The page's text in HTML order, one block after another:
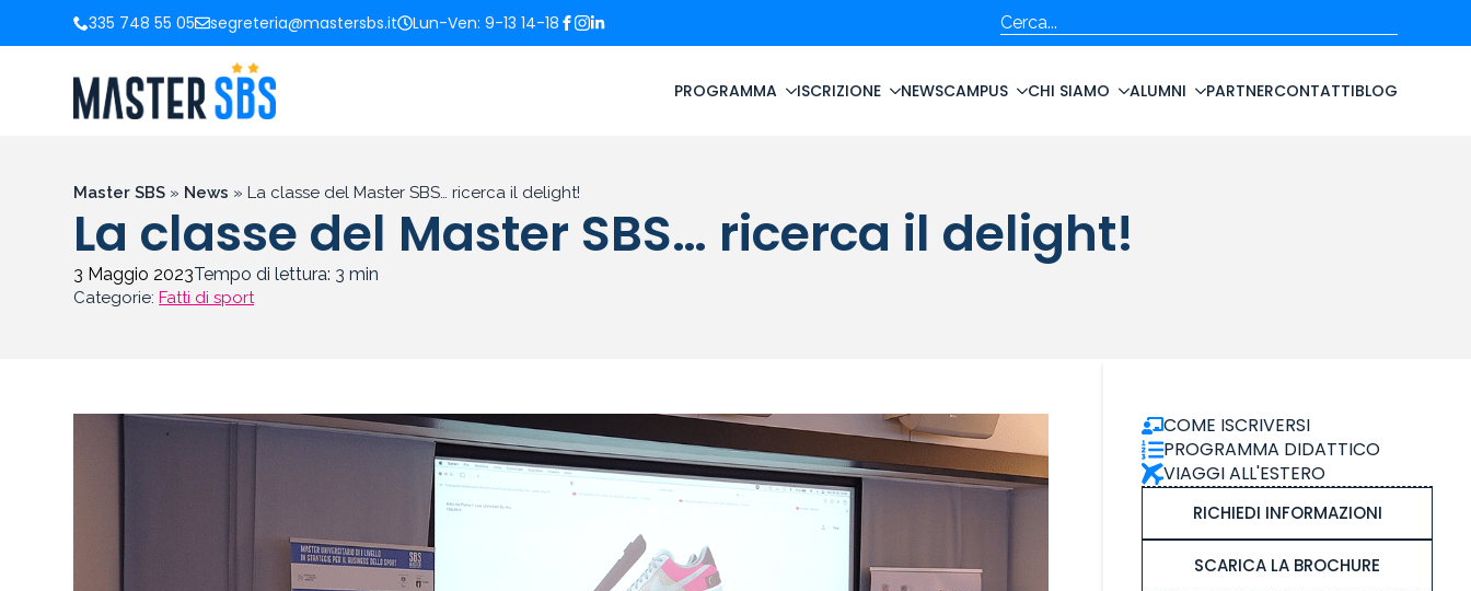
335 748 55 05 segreteria@mastersbs.it Lun-Ven: 9-13 14-18 Cerca
PROGRAMMA ISCRIZIONE NEWSCAMPUS CHI SIAMO ALUMNI PARTNERCONTATTIBLOG
Master SBS » News » La classe del Master SBS… ricerca il delight!
La classe del Master SBS… ricerca il delight!
3 Maggio 2023Tempo di lettura: 3 min
Categorie:Fatti di sport
COME ISCRIVERSI
PROGRAMMA DIDATTICO
VIAGGI ALL'ESTERO
RICHIEDI INFORMAZIONI
SCARICA LA BROCHURE